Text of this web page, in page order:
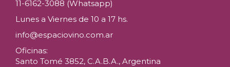
11-6162-3088 (Whatsapp)
Lunes a Viernes de 10 a 17 hs.
info@espaciovino.com.ar
Oficinas:
Santo Tomé 3852, C.A.B.A., Argentina